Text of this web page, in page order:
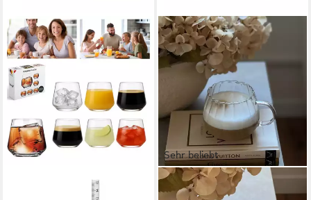
Gläser-Set Trinkgläser Set
Sehr beliebt
ZOHA
Glas Riffle Cup 400ml für